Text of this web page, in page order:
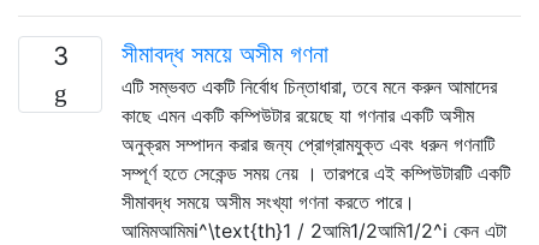
3 সীমাবদ্ধ সময়ে অসীম গণনা
এটি সম্ভবত একটি নির্বোধ চিন্তাধারা, তবে মনে করুন আমাদের
কাছে এমন একটি কম্পিউটার রয়েছে যা গণনার একটি অসীম
অনুক্রম সম্পাদন করার জন্য প্রোগ্রামযুক্ত এবং ধরুন গণনাটি
সম্পূর্ণ হতে সেকেন্ড সময় নেয় । তারপরে এই কম্পিউটারটি একটি
সীমাবদ্ধ সময়ে অসীম সংখ্যা গণনা করতে পারে।
আমিমআমিমi^\text{th}1 / 2আমি1/2আমি1/2^i কেন এটা